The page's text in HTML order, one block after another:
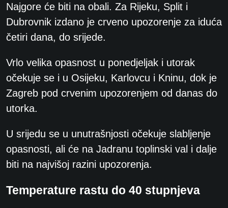
Najgore će biti na obali. Za Rijeku, Split i
Dubrovnik izdano je crveno upozorenje za iduća
četiri dana, do srijede.
Vrlo velika opasnost u ponedjeljak i utorak
očekuje se i u Osijeku, Karlovcu i Kninu, dok je
Zagreb pod crvenim upozorenjem od danas do
utorka.
U srijedu se u unutrašnjosti očekuje slabljenje
opasnosti, ali će na Jadranu toplinski val i dalje
biti na najvišoj razini upozorenja.
Temperature rastu do 40 stupnjeva